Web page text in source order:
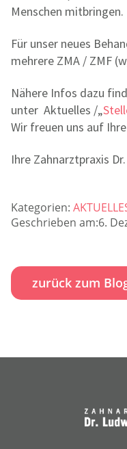
Menschen mitbringen.
Für unser neues
mehrere ZMA / ZMF
Nähere Infos dazu
unter Aktuelles /„
Wir freuen uns auf
Ihre Zahnarztpraxis
Kategorien:
Geschrieben am:6.
zurück zum